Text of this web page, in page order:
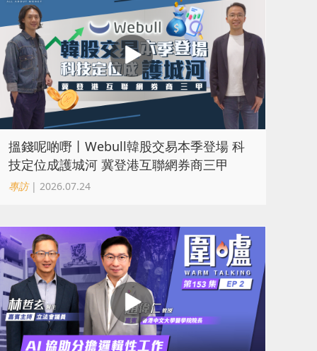
搵錢呢啲嘢丨Webull韓股交易本季登場 科
技定位成護城河 冀登港互聯網券商三甲
專訪| 2026.07.24